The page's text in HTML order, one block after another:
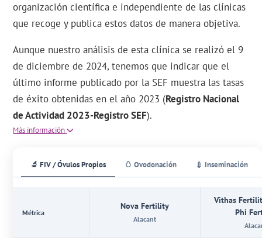
organización científica e independiente de las clínicas
que recoge y publica estos datos de manera objetiva.
Aunque nuestro análisis de esta clínica se realizó el 9
de diciembre de 2024, tenemos que indicar que el
último informe publicado por la SEF muestra las tasas
de éxito obtenidas en el año 2023 (Registro Nacional
de Actividad 2023-Registro SEF).
Más información
🔬 FIV / Óvulos Propios 🥚 Ovodonación 💉 Inseminación
Métrica
Nova Fertility
Alacant
Vithas
Phi